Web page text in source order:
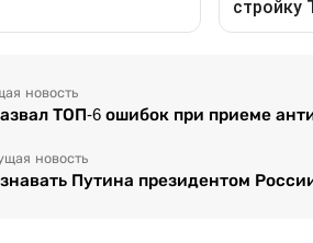
новость
ТОП-6 ошибок при приеме
новость
Путина президентом